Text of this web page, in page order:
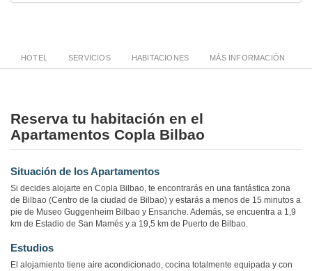
HOTEL SERVICIOS HABITACIONES MÁS INFORMACIÓN
Reserva tu habitación en el
Apartamentos Copla Bilbao
Situación de los Apartamentos
Si decides alojarte en Copla Bilbao, te encontrarás en una fantástica zona
de Bilbao (Centro de la ciudad de Bilbao) y estarás a menos de 15 minutos a
pie de Museo Guggenheim Bilbao y Ensanche. Además, se encuentra a 1,9
km de Estadio de San Mamés y a 19,5 km de Puerto de Bilbao.
Estudios
El alojamiento tiene aire acondicionado, cocina totalmente equipada y con